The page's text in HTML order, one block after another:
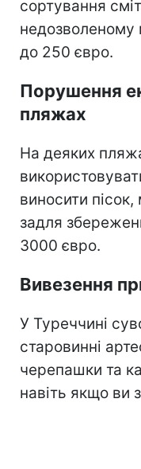
сортування
недозволеному
до 250 євро.
Порушення
пляжах
На деяких
виносити
задля
3000 євро.
Вивезення
У Туреччині
старовинні
черепашки та
навіть якщо ви